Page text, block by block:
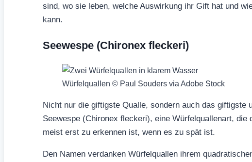
sind, wo sie leben, welche Auswirkung ihr Gift hat und
kann.
Seewespe (Chironex fleckeri)
Würfelquallen © Paul Souders via Adobe Stock
Nicht nur die giftigste Qualle, sondern auch das giftigste
Seewespe (Chironex fleckeri), eine Würfelquallenart,
meist erst zu erkennen ist, wenn es zu spät ist.
Den Namen verdanken Würfelquallen ihrem